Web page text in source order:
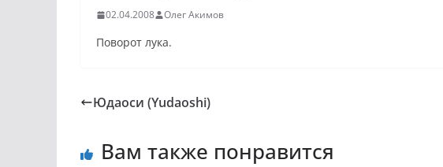
02.04.2008 Олег Акимов
Поворот лука.
Юдаоси (Yudaoshi)
Вам также понравится